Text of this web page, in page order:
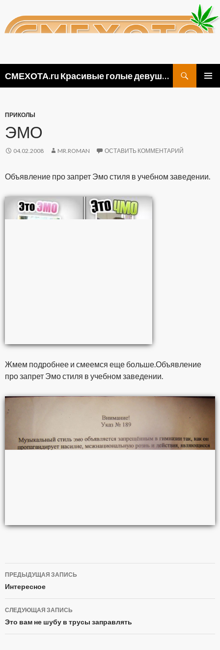
СМЕХОТА.ru Красивые голые девушки, прикольные картинки ню и видео приколы
ПРИКОЛЫ
ЭМО
04.02.2008 MR.ROMAN ОСТАВИТЬ КОММЕНТАРИЙ
Объявление про запрет Эмо стиля в учебном заведении.
Жмем подробнее и смеемся еще больше.Объявление
про запрет Эмо стиля в учебном заведении.
Навигация
по
записям
ПРЕДЫДУЩАЯ ЗАПИСЬ
Интересное
СЛЕДУЮЩАЯ ЗАПИСЬ
Это вам не шубу в трусы заправлять